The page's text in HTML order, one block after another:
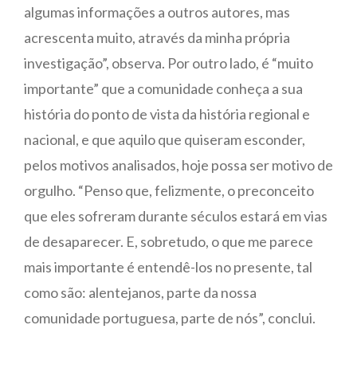
algumas informações a outros autores, mas
acrescenta muito, através da minha própria
investigação”, observa. Por outro lado, é “muito
importante” que a comunidade conheça a sua
história do ponto de vista da história regional e
nacional, e que aquilo que quiseram esconder,
pelos motivos analisados, hoje possa ser motivo de
orgulho. “Penso que, felizmente, o preconceito
que eles sofreram durante séculos estará em vias
de desaparecer. E, sobretudo, o que me parece
mais importante é entendê-los no presente, tal
como são: alentejanos, parte da nossa
comunidade portuguesa, parte de nós”, conclui.